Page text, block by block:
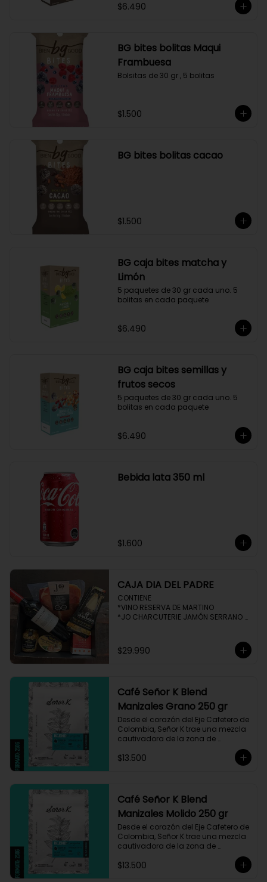
$6.490
BG bites bolitas Maqui
Frambuesa
Bolsitas de 30 gr , 5 bolitas
$1.500
BG bites bolitas cacao
$1.500
BG caja bites matcha y
Limón
5 paquetes de 30 gr cada uno. 5
bolitas en cada paquete
$6.490
BG caja bites semillas y
frutos secos
5 paquetes de 30 gr cada uno. 5
bolitas en cada paquete
$6.490
Bebida lata 350 ml
$1.600
CAJA DIA DEL PADRE
CONTIENE
*VINO RESERVA DE MARTINO
*JO CHARCUTERIE JAMÓN SERRANO
*HENAFF MOUSSE DE CANARD
*NAT CRACKERS PEQUEÑAS
$29.990
Café Señor K Blend
Manizales Grano 250 gr
Desde el corazón del Eje Cafetero de
Colombia, Señor K trae una mezcla
cautivadora de la zona de
Manizales, entre 1.800 y 1.950 msnm.
La variedad es Castillo, que ha sido
trazas de chocolate. El tueste medio
permite degustar todos los sabores
complejos de este café
$13.500
Café Señor K Blend
Manizales Molido 250 gr
Desde el corazón del Eje Cafetero de
Colombia, Señor K trae una mezcla
cautivadora de la zona de
Manizales, entre 1.800 y 1.950 msnm.
La variedad es Castillo, que ha sido
$13.500